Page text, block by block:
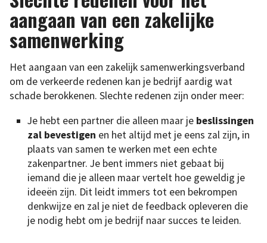
aangaan van een zakelijke
samenwerking
Het aangaan van een zakelijk samenwerkingsverband
om de verkeerde redenen kan je bedrijf aardig wat
schade berokkenen. Slechte redenen zijn onder meer:
Je hebt een partner die alleen maar je beslissingen
zal bevestigen en het altijd met je eens zal zijn, in
plaats van samen te werken met een echte
zakenpartner. Je bent immers niet gebaat bij
iemand die je alleen maar vertelt hoe geweldig je
ideeën zijn. Dit leidt immers tot een bekrompen
denkwijze en zal je niet de feedback opleveren die
je nodig hebt om je bedrijf naar succes te leiden.